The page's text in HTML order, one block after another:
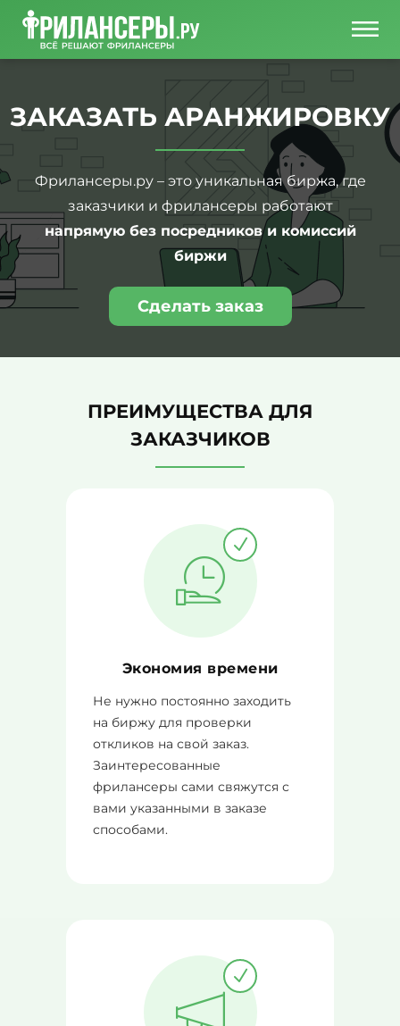
ЗАКАЗАТЬ АРАНЖИРОВКУ
Фрилансеры.ру – это уникальная биржа, где
заказчики и фрилансеры работают
напрямую без посредников и комиссий
биржи
Сделать заказ
ПРЕИМУЩЕСТВА ДЛЯ
ЗАКАЗЧИКОВ
Экономия времени
Не нужно постоянно заходить
на биржу для проверки
откликов на свой заказ.
Заинтересованные
фрилансеры сами свяжутся с
вами указанными в заказе
способами.